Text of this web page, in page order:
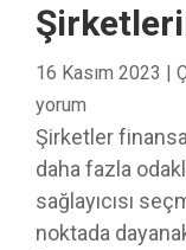
16 Kasım 2023 |
yorum
Şirketler
daha fazla
sağlayıcısı
noktada